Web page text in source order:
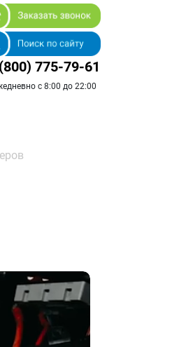
775-79-61
с 8:00 до 22:00